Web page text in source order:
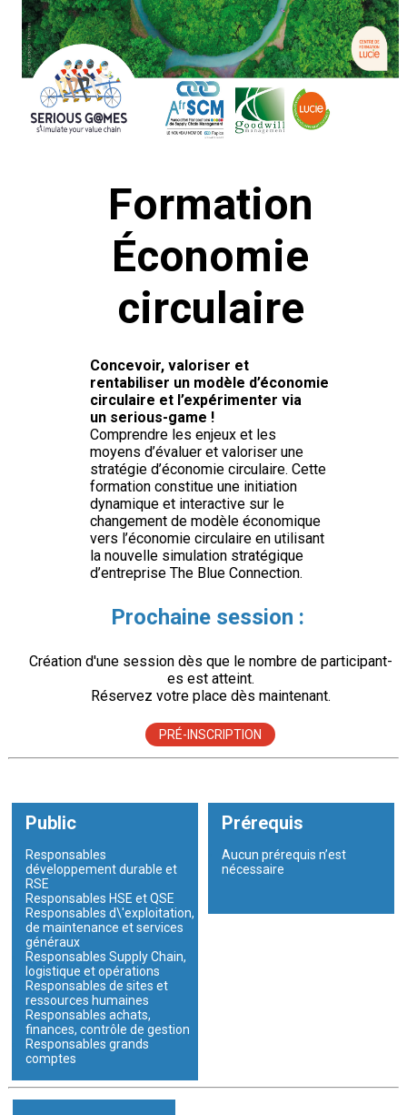
Formation
Économie
circulaire
Concevoir, valoriser et
rentabiliser un modèle d’économie
circulaire et l’expérimenter via
un serious-game !
Comprendre les enjeux et les
moyens d’évaluer et valoriser une
stratégie d’économie circulaire. Cette
formation constitue une initiation
dynamique et interactive sur le
changement de modèle économique
vers l’économie circulaire en utilisant
la nouvelle simulation stratégique
d’entreprise The Blue Connection.
Prochaine session :
Création d'une session dès que le nombre de participant-
es est atteint.
Réservez votre place dès maintenant.
PRÉ-INSCRIPTION
Public
Responsables
développement durable et
RSE
Responsables HSE et QSE
Responsables d\'exploitation,
de maintenance et services
généraux
Responsables Supply Chain,
logistique et opérations
Responsables de sites et
ressources humaines
Responsables achats,
finances, contrôle de gestion
Responsables grands
comptes
Prérequis
Aucun prérequis n’est
nécessaire